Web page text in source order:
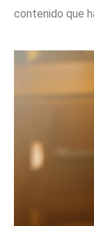
contenido que